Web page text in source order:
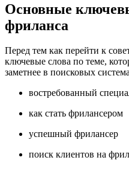
Основные
фриланса
Перед тем как перейти к
ключевые слова по теме,
заметнее в поисковых
востребованный
как стать фрилансером
успешный фрилансер
поиск клиентов на